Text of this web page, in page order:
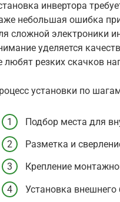
инвертора
небольшая ошибка
сложной электроники
уделяется
любят резких скачков
установки по
Подбор места для
Разметка и
Крепление
Установка